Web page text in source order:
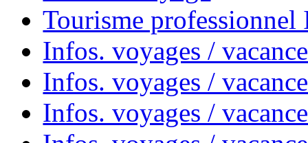
Tourisme
Infos. voyages /
Infos. voyages /
Infos. voyages /